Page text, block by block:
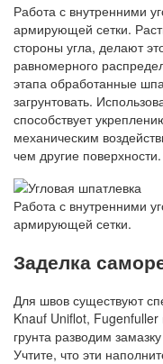
Работа с внутренними
армирующей сетки.
стороны угла, делают
равномерного
этапа обработанные
загрунтовать.
способствует
механическим
чем другие поверхности.
Работа с внутренними
армирующей сетки.
Заделка
Для швов существуют
Knauf Uniflot,
грунта разводим
Учтите, что эти